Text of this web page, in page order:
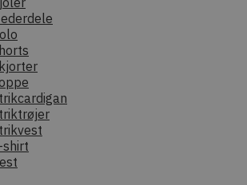
shirt